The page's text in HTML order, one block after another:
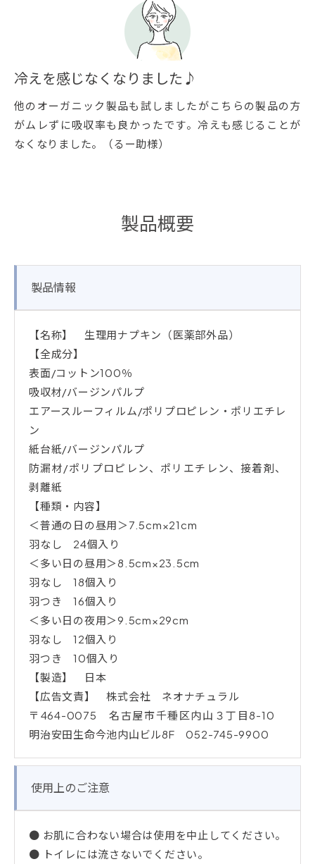
冷えを感じなくなりました♪
他のオーガニック製品も試しましたがこちらの製品の方
がムレずに吸収率も良かったです。冷えも感じることが
なくなりました。（るー助様）
製品概要
製品情報
【名称】 生理用ナプキン（医薬部外品）
【全成分】
表面/コットン100％
吸収材/バージンパルプ
エアースルーフィルム/ポリプロピレン・ポリエチレ
ン
紙台紙/バージンパルプ
防漏材/ポリプロピレン、ポリエチレン、接着剤、
剥離紙
【種類・内容】
＜普通の日の昼用＞7.5cm×21cm
羽なし 24個入り
＜多い日の昼用＞8.5cm×23.5cm
羽なし 18個入り
羽つき 16個入り
＜多い日の夜用＞9.5cm×29cm
羽なし 12個入り
羽つき 10個入り
【製造】 日本
【広告文責】 株式会社 ネオナチュラル
〒464-0075 名古屋市千種区内山３丁目8-10
明治安田生命今池内山ビル8F 052-745-9900
使用上のご注意
● お肌に合わない場合は使用を中止してください。
● トイレには流さないでください。